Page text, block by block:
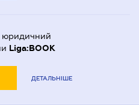
юридичний
Liga:BOOK
ДЕТАЛЬНІШЕ